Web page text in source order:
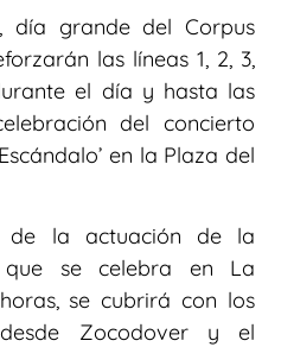
día grande del Corpus
las líneas 1, 2, 3,
el día y hasta las
del concierto
en la Plaza del
de la actuación de la
que se celebra en La
se cubrirá con los
Zocodover y el